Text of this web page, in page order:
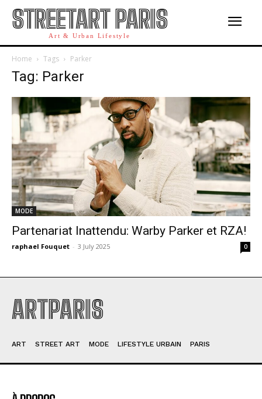
STREETART PARIS
Art & Urban Lifestyle
Home Tags Parker
Tag: Parker
MODE
Partenariat Inattendu: Warby Parker et RZA!
raphael Fouquet - 3 July 2025 0
ARTPARIS
ART STREET ART MODE LIFESTYLE URBAIN PARIS